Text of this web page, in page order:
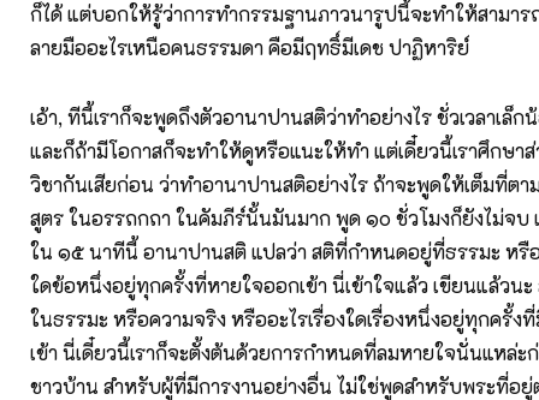
ก็ได้ แต่บอกให้รู้ว่าการทำกรรมฐานภาวนารูปนี้จะทำให้สามาร
ลายมืออะไรเหนือคนธรรมดา คือมีฤทธิ์มีเดช ปาฏิหาริย์
เอ้า, ทีนี้เราก็จะพูดถึงตัวอานาปานสติว่าทำอย่างไร ชั่วเวลาเล็
และก็ถ้ามีโอกาสก็จะทำให้ดูหรือแนะให้ทำ แต่เดี๋ยวนี้เราศึกษา
วิชากันเสียก่อน ว่าทำอานาปานสติอย่างไร ถ้าจะพูดให้เต็มที่ต
สูตร ในอรรถกถา ในคัมภีร์นั้นมันมาก พูด ๑๐ ชั่วโมงก็ยังไม่จ
ใน ๑๕ นาทีนี้ อานาปานสติ แปลว่า สติที่กำหนดอยู่ที่ธรรมะ หรื
ใดข้อหนึ่งอยู่ทุกครั้งที่หายใจออกเข้า นี่เข้าใจแล้ว เขียนแล้วน
ในธรรมะ หรือความจริง หรืออะไรเรื่องใดเรื่องหนึ่งอยู่ทุกครั้ง
เข้า นี่เดี๋ยวนี้เราก็จะตั้งต้นด้วยการกำหนดที่ลมหายใจนั่นแหล่
ชาวบ้าน สำหรับผู้ที่มีการงานอย่างอื่น ไม่ใช่พูดสำหรับพระที่อยู่